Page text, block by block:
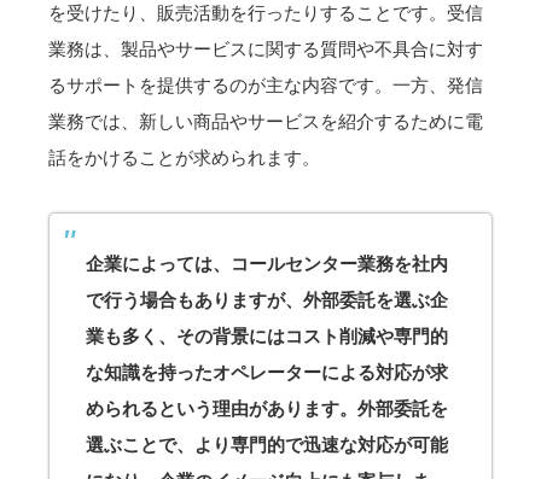
を受けたり、販売活動を行ったりすることです。受信
業務は、製品やサービスに関する質問や不具合に対す
るサポートを提供するのが主な内容です。一方、発信
業務では、新しい商品やサービスを紹介するために電
話をかけることが求められます。
企業によっては、コールセンター業務を社内
で行う場合もありますが、外部委託を選ぶ企
業も多く、その背景にはコスト削減や専門的
な知識を持ったオペレーターによる対応が求
められるという理由があります。外部委託を
選ぶことで、より専門的で迅速な対応が可能